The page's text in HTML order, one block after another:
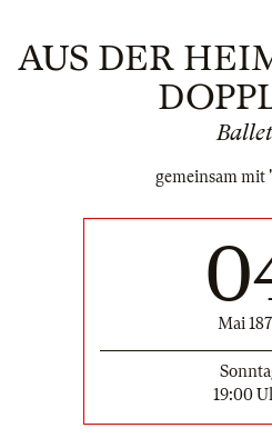
AUS DER
gemeinsam mit
Mai
19:00